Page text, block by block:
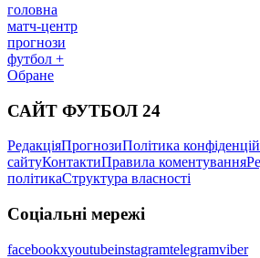
головна
матч-центр
прогнози
футбол +
Обране
САЙТ ФУТБОЛ 24
РедакціяПрогнозиПолітика
сайтуКонтактиПравила коментування
політикаСтруктура власності
Соціальні мережі
facebookxyoutubeinstagramtelegramviber